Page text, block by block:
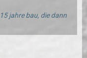
jahre bau, die dann